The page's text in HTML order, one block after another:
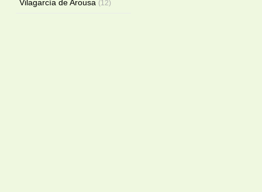
Vilagarcía de Arousa (12)